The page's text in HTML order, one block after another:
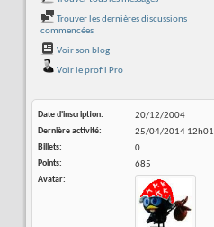
Trouver les dernières discussions
commencées
Voir son blog
Voir le profil Pro
Date d'inscription
20/12/2004
Dernière activité
25/04/2014 12h01
Billets
0
Points
685
Avatar